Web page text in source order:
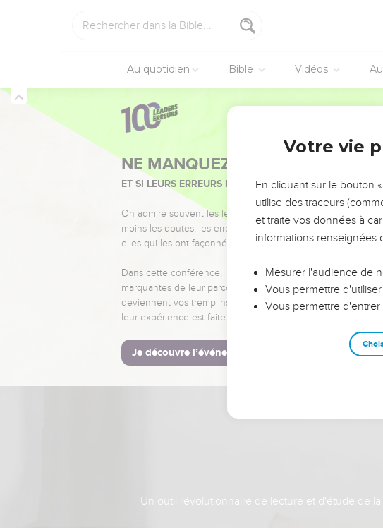
Au quotidien Bible Vidéos
NE MANQUEZ PAS L’ÉVÉNEMENT
ET SI LEURS ERREURS POUVAIENT VOUS ÉVITER LES
On admire souvent les leaders pour leurs réussites, leur
moins les doutes, les erreurs et les saisons difficiles qu'ils
elles qui les ont façonnés.
Dans cette conférence, leaders, entrepreneurs, et
marquantes de leur parcours et les clés pour avancer avec
deviennent vos tremplins. Que vous guidiez un ministère,
leur expérience est faite pour vous.
Je découvre l’événement
Un outil révolutionnaire de lecture et d'étude de
Votre vie
En cliquant sur le bouton
utilise des traceurs
et traite vos données à
informations renseignées
Mesurer l'audience de
Vous permettre
Vous permettre